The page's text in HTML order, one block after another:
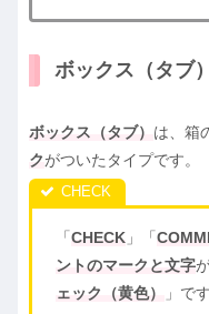
ボックス（タブ）
ボックス（タブ） は、箱
クがついたタイプです。
「 CHECK 」「
ントのマークと文字
ェック（黄色）
」です